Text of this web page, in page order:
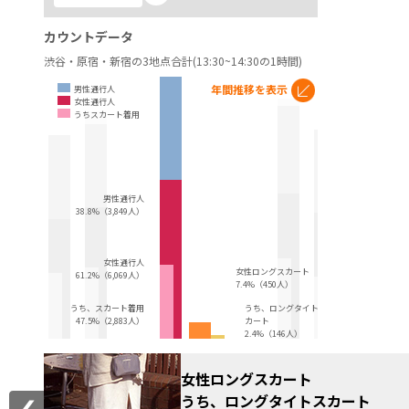
カウントデータ
渋谷・原宿・新宿の3地点合計(13:30~14:30の1時間)
男性通行人
女性通行人
うちスカート着用
年間推移を表示
男性通行人
38.8%（3,849人）
女性通行人
61.2%（6,069人）
うち、スカート着用
47.5%（2,883人）
女性ロングスカート
7.4%（450人）
うち、ロングタイトス
カート
2.4%（146人）
女性ロングスカート
うち、ロングタイトスカート